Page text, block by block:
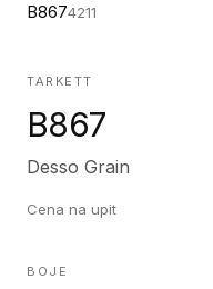
B8674211
TARKETT
B867
Desso Grain
Cena na upit
BOJE